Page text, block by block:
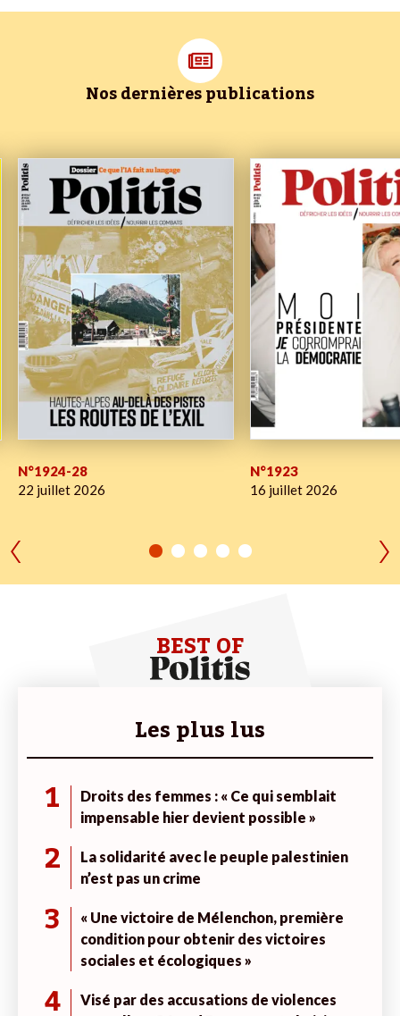
Nos dernières publications
N°1924-28
22 juillet 2026
N°1923
16 juillet 2026
BEST OF
Les plus lus
1
Droits des femmes : « Ce qui semblait
impensable hier devient possible »
2
La solidarité avec le peuple palestinien
n’est pas un crime
3
« Une victoire de Mélenchon, première
condition pour obtenir des victoires
sociales et écologiques »
4
Visé par des accusations de violences